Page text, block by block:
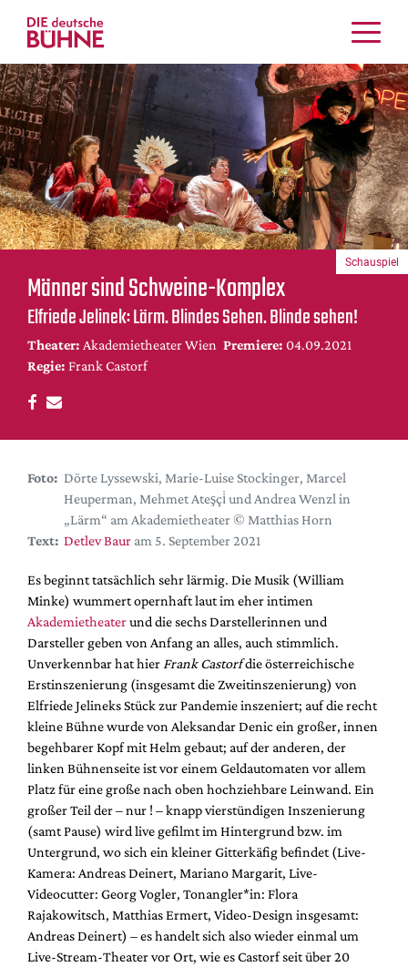
Kritiken
Schauspiel
Musiktheater
Tanz
Crossover
Bühnenwelt
Festivals & Veranstaltungen
Menschen & Theater
Themen
Internationales
Nachrufe
DdB-map
Premierensuche
Festival-Planer
Hefte
Alle Hefte
Leseproben
Podcast
Service
Shop / Abo
Newsletter
Redaktion
Autor:innen
Partner
Mediadaten
Suche
Männer sind Schweine-Komplex
Elfriede Jelinek: Lärm. Blindes Sehen. Blinde sehen!
Theater: Akademietheater Wien Premiere: 04.09.2021
Regie: Frank Castorf
Schauspiel
Foto: Dörte Lyssewski, Marie-Luise Stockinger, Marcel
Heuperman, Mehmet Ateşçi̇ und Andrea Wenzl in
„Lärm“ am Akademietheater © Matthias Horn
Text: Detlev Baur am 5. September 2021
Es beginnt tatsächlich sehr lärmig. Die Musik (William
Minke) wummert opernhaft laut im eher intimen
Akademietheaterund die sechs Darstellerinnen und
Darsteller geben von Anfang an alles, auch stimmlich.
Unverkennbar hat hier Frank Castorfdie österreichische
Erstinszenierung (insgesamt die Zweitinszenierung) von
Elfriede Jelineks Stück zur Pandemie inszeniert; auf die recht
kleine Bühne wurde von Aleksandar Denic ein großer, innen
begehbarer Kopf mit Helm gebaut; auf der anderen, der
linken Bühnenseite ist vor einem Geldautomaten vor allem
Platz für eine große nach oben hochziehbare Leinwand. Ein
großer Teil der – nur ! – knapp vierstündigen Inszenierung
(samt Pause) wird live gefilmt im Hintergrund bzw. im
Untergrund, wo sich ein kleiner Gitterkäfig befindet (Live-
Kamera: Andreas Deinert, Mariano Margarit, Live-
Videocutter: Georg Vogler, Tonangler*in: Flora
Rajakowitsch, Matthias Ermert, Video-Design insgesamt:
Andreas Deinert) – es handelt sich also wieder einmal um
Live-Stream-Theater vor Ort, wie es Castorf seit über 20